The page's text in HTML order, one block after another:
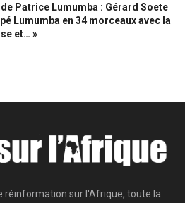
Patrice Lumumba : Gérard Soete
Lumumba en 34 morceaux avec la
et… »
réinformation sur l'Afrique, toute la